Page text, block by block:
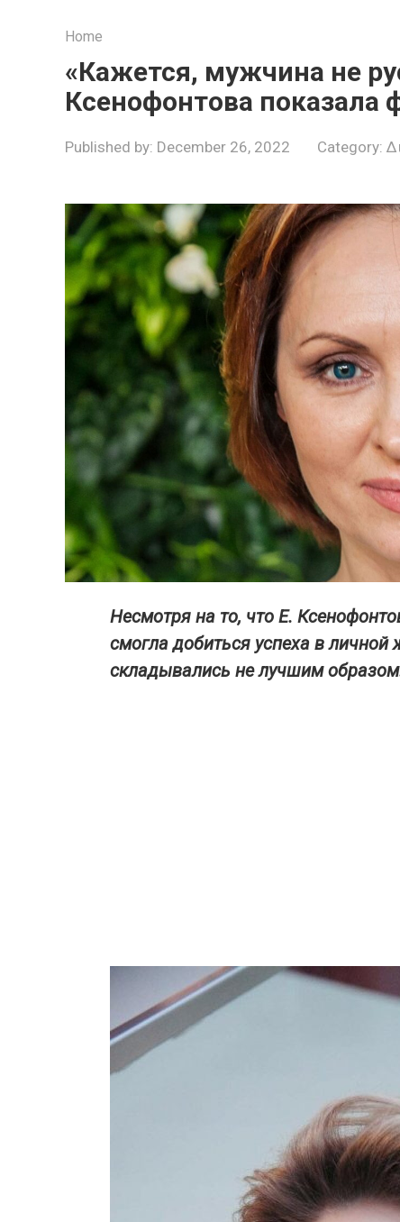
Home
«Кажется, мужчина не
Ксенофонтова показала
Published by: December 26, 2022 Category:
Несмотря на то, что Е.
смогла добиться успеха в
складывались не лучшим